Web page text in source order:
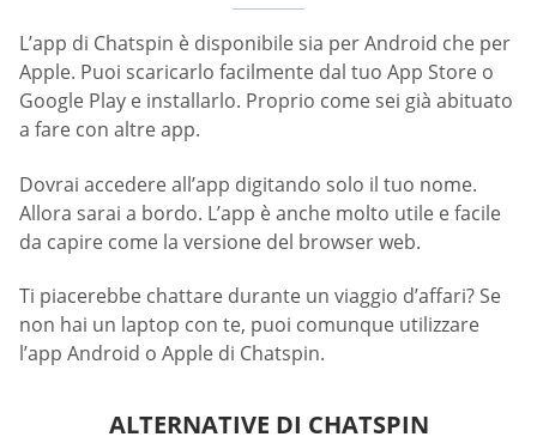
L’app di Chatspin è disponibile sia per Android che per
Apple. Puoi scaricarlo facilmente dal tuo App Store o
Google Play e installarlo. Proprio come sei già abituato
a fare con altre app.
Dovrai accedere all’app digitando solo il tuo nome.
Allora sarai a bordo. L’app è anche molto utile e facile
da capire come la versione del browser web.
Ti piacerebbe chattare durante un viaggio d’affari? Se
non hai un laptop con te, puoi comunque utilizzare
l’app Android o Apple di Chatspin.
ALTERNATIVE DI CHATSPIN